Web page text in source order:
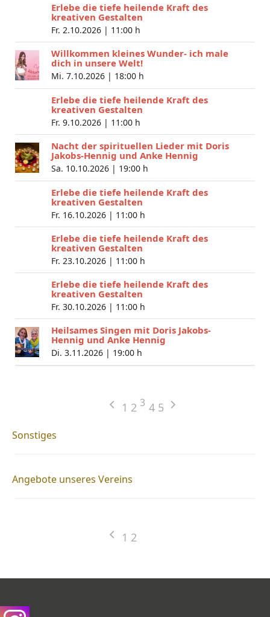
Erlebe die tiefe heilende Kraft des
kreativen Gestalten
Fr. 2.10.2026 | 11:00 h
Willkommen kleines Wunder- ich male
dich in unsere Welt!
Mi. 7.10.2026 | 18:00 h
Erlebe die tiefe heilende Kraft des
kreativen Gestalten
Fr. 9.10.2026 | 11:00 h
Nacht der spirituellen Lieder mit Doris
Jakobs-Hennig und Anke Hennig
Sa. 10.10.2026 | 19:00 h
Erlebe die tiefe heilende Kraft des
kreativen Gestalten
Fr. 16.10.2026 | 11:00 h
Erlebe die tiefe heilende Kraft des
kreativen Gestalten
Fr. 23.10.2026 | 11:00 h
Erlebe die tiefe heilende Kraft des
kreativen Gestalten
Fr. 30.10.2026 | 11:00 h
Heilsames Singen mit Doris Jakobs-
Hennig und Anke Hennig
Di. 3.11.2026 | 19:00 h
1 2 3 4 5
Sonstiges
Angebote unseres Vereins
1 2